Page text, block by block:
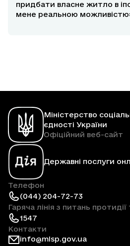
придбати власне житло в
мене реальною
Міністерство
єдності України
Офіційний веб-сайт
Державні послуги
Телефон
(044) 204-72-73
Гаряча лінія з питань
1547
Контакти
info@mlsp.gov.ua